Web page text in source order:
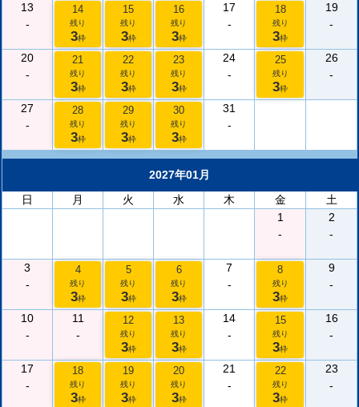
13
-
14
残り
3枠
15
残り
3枠
16
残り
3枠
17
-
18
残り
3枠
19
-
20
-
21
残り
3枠
22
残り
3枠
23
残り
3枠
24
-
25
残り
3枠
26
-
27
-
28
残り
3枠
29
残り
3枠
30
残り
3枠
31
-
2027年01月
日
月 火 水 木 金
土
1
-
2
-
3
-
4
残り
3枠
5
残り
3枠
6
残り
3枠
7
-
8
残り
3枠
9
-
10
-
11
-
12
残り
3枠
13
残り
3枠
14
-
15
残り
3枠
16
-
17
-
18
残り
3枠
19
残り
3枠
20
残り
3枠
21
-
22
残り
3枠
23
-